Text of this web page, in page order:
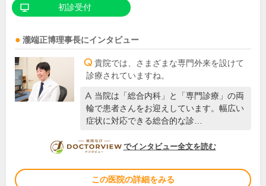
初診受付
瀧端正博理事長にインタビュー
貴院では、さまざまな専門外来を設けて
診療されていますね。
当院は「総合内科」と「専門診療」の両
輪で患者さんをお迎えしています。幅広い
症状に対応できる総合的な診…
DOCTORVIEW
でインタビュー全文を読む
この医院の詳細をみる